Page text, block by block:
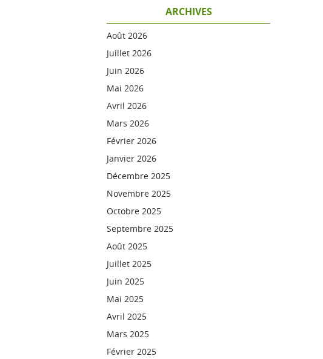
ARCHIVES
Août 2026
Juillet 2026
Juin 2026
Mai 2026
Avril 2026
Mars 2026
Février 2026
Janvier 2026
Décembre 2025
Novembre 2025
Octobre 2025
Septembre 2025
Août 2025
Juillet 2025
Juin 2025
Mai 2025
Avril 2025
Mars 2025
Février 2025